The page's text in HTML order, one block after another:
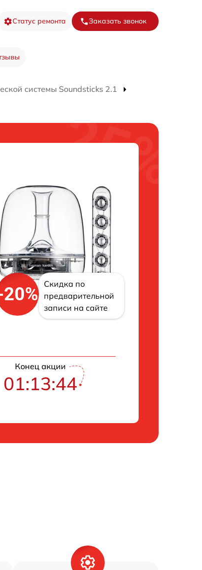
Статус ремонта Заказать звонок
системы Soundsticks 2.1
Скидка по
предварительной
записи на сайте
Конец акции
01:13:43